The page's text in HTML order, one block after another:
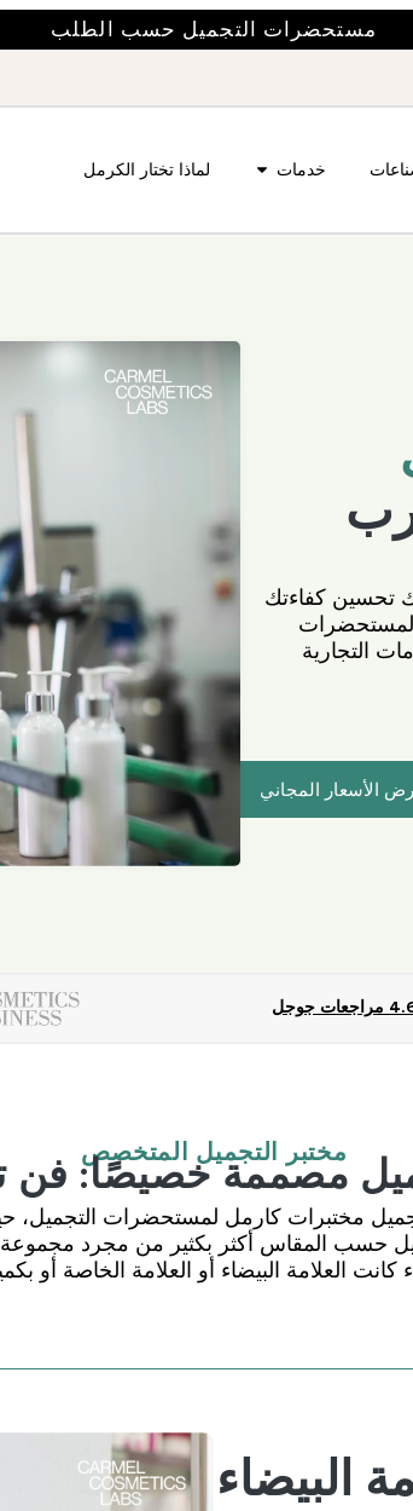
مستحضرات التجميل حسب الطلب
خدمات لماذا تختار الكرمل
تحسين كفاءتك
لمستحضرات
التجارية
الأسعار المجاني
جوجل
مختبر التجميل المتخصص
مصممة خصيصًا: فن
مختبرات كارمل لمستحضرات التجميل،
حسب المقاس أكثر بكثير من مجرد
كانت العلامة البيضاء أو العلامة الخاصة أو
البيضاء